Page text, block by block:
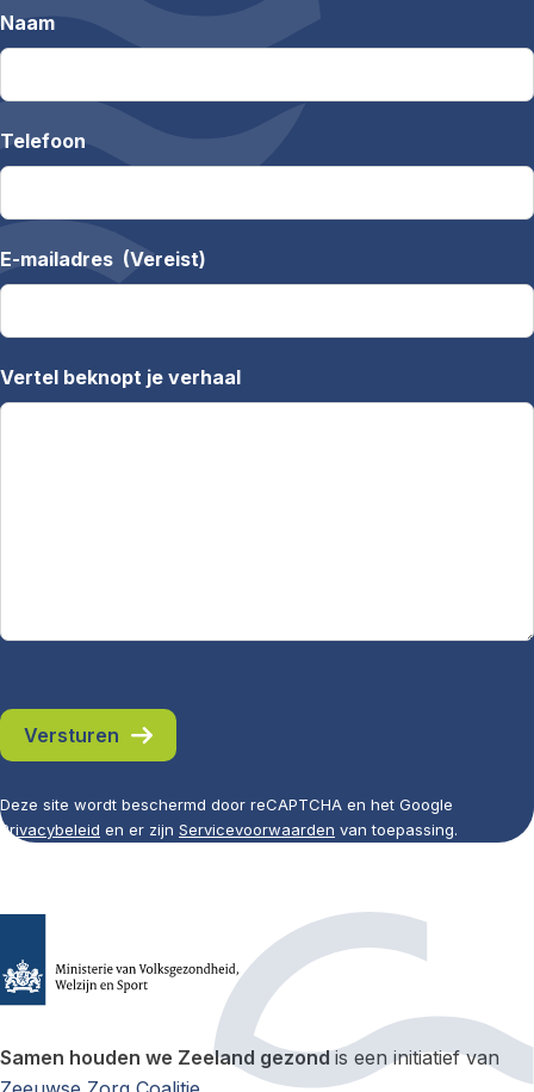
Naam
Telefoon
E-mailadres (Vereist)
Vertel beknopt je verhaal
Versturen
Deze site wordt beschermd door reCAPTCHA en het Google
Privacybeleid en er zijn Servicevoorwaarden van toepassing.
Samen houden we Zeeland gezondis een initiatief van